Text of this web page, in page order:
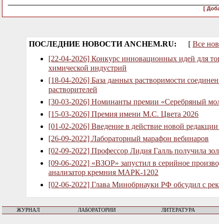
[
ПОСЛЕДНИЕ НОВОСТИ ANCHEM.RU: [ Все
[22-04-2026] Конкурс инновационных идей для
химической индустрий
[18-04-2026] База данных растворимости
растворителей
[30-03-2026] Номинанты премии «Серебряный
[15-03-2026] Премия имени М.С. Цвета 2026
[01-02-2026] Введение в действие новой
[26-09-2022] Лабораторный марафон вебинаров
[02-09-2022] Профессор Лидия Галль получила
[09-06-2022] «ВЗОР» запустил в серийное
анализатор кремния МАРК-1202
[02-06-2022] Глава Минобрнауки РФ обсудил с
ЖУРНАЛ ЛАБОРАТОРИИ ЛИТЕРАТУРА